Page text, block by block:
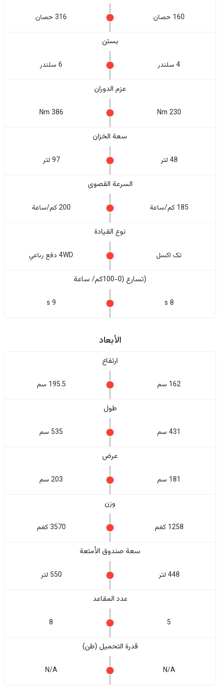
160 حصان 316 حصان
بستن
4 سلندر 6 سلندر
عزم الدوران
230 Nm
386 Nm
سعة الخزان
48 لتر 97 لتر
السرعة القصوى
185 كم/ساعة 200 كم/ساعة
نوع القيادة
تک اکسل 4WD دفع رباعي
(تسارع (0-100كم/ ساعة
8 s
9 s
الأبعاد
ارتفاع
162 سم 195.5 سم
طول
431 سم 535 سم
عرض
181 سم 203 سم
وزن
1258 كغم 3570 كغم
سعة صندوق الأمتعة
448 لتر 550 لتر
عدد المقاعد
5
8
قدرة التحميل (طن)
N/A
N/A